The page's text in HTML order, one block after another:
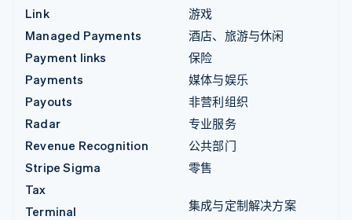
Link
Managed Payments
Payment links
Payments
Payouts
Radar
Revenue Recognition
Stripe Sigma
Tax
Terminal
游戏
酒店、旅游与休闲
保险
媒体与娱乐
非营利组织
专业服务
公共部门
零售
集成与定制解决方案